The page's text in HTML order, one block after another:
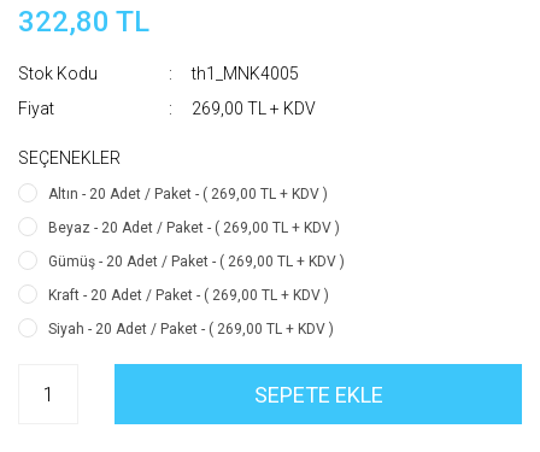
322,80 TL
Stok Kodu
th1_MNK4005
Fiyat
269,00 TL + KDV
SEÇENEKLER
Altın - 20 Adet / Paket - ( 269,00 TL + KDV )
Beyaz - 20 Adet / Paket - ( 269,00 TL + KDV )
Gümüş - 20 Adet / Paket - ( 269,00 TL + KDV )
Kraft - 20 Adet / Paket - ( 269,00 TL + KDV )
Siyah - 20 Adet / Paket - ( 269,00 TL + KDV )
SEPETE EKLE